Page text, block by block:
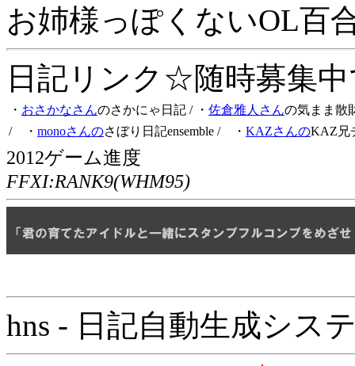
お姉様っぽくないOL百
日記リンク☆随時募集
・ おさかなさんのさかにゃ日記 / ・ 佐倉雅人さんの気まま散
/ ・ monoさんのさぼり日記ensemble / ・ KAZさんのKAZ兄
2012ゲーム進度
FFXI:RANK9(WHM95)
hns - 日記自動生成シス